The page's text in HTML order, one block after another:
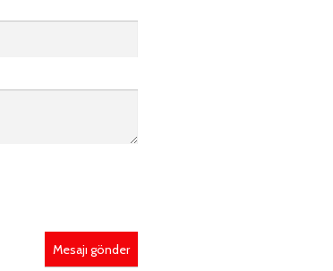
Mesajı gönder